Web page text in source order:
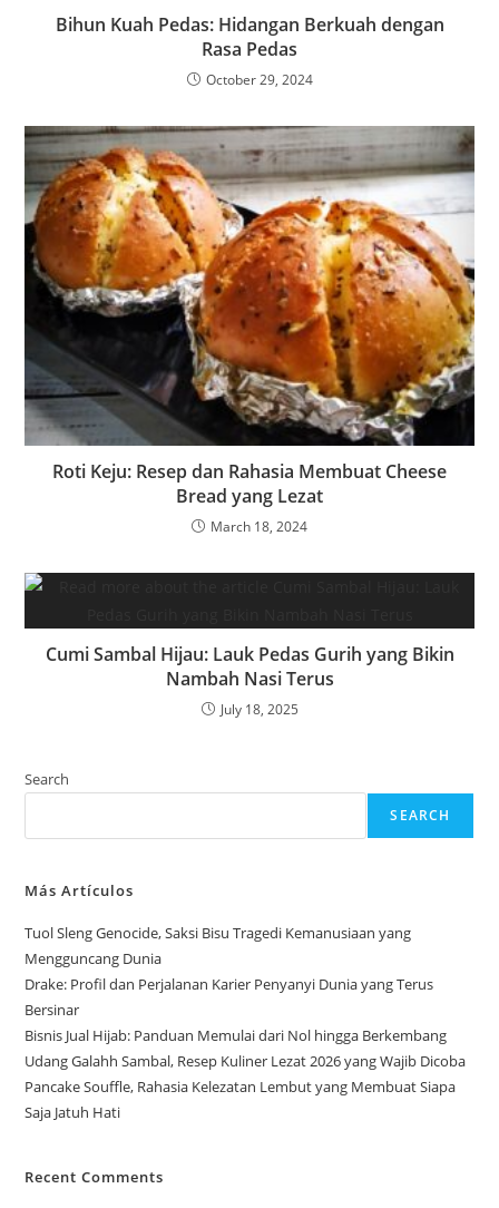
Bihun Kuah Pedas: Hidangan Berkuah dengan
Rasa Pedas
October 29, 2024
Roti Keju: Resep dan Rahasia Membuat Cheese
Bread yang Lezat
March 18, 2024
Cumi Sambal Hijau: Lauk Pedas Gurih yang Bikin
Nambah Nasi Terus
July 18, 2025
Search
SEARCH
Más Artículos
Tuol Sleng Genocide, Saksi Bisu Tragedi Kemanusiaan yang
Mengguncang Dunia
Drake: Profil dan Perjalanan Karier Penyanyi Dunia yang Terus
Bersinar
Bisnis Jual Hijab: Panduan Memulai dari Nol hingga Berkembang
Udang Galahh Sambal, Resep Kuliner Lezat 2026 yang Wajib Dicoba
Pancake Souffle, Rahasia Kelezatan Lembut yang Membuat Siapa
Saja Jatuh Hati
Recent Comments